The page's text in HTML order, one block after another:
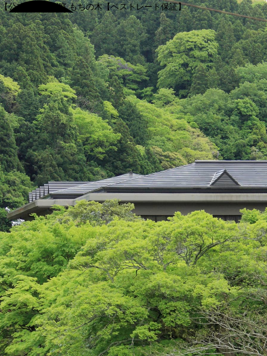
【公式】渓谷別庭 もちの木【ベストレート保証】